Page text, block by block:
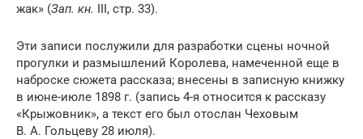
жак» (Зап. кн. III, стр. 33).
Эти записи послужили для разработки сцены ночной
прогулки и размышлений Королева, намеченной еще в
наброске сюжета рассказа; внесены в записную книжку
в июне-июле 1898 г. (запись 4-я относится к рассказу
«Крыжовник», а текст его был отослан Чеховым
В. А. Гольцеву 28 июля).